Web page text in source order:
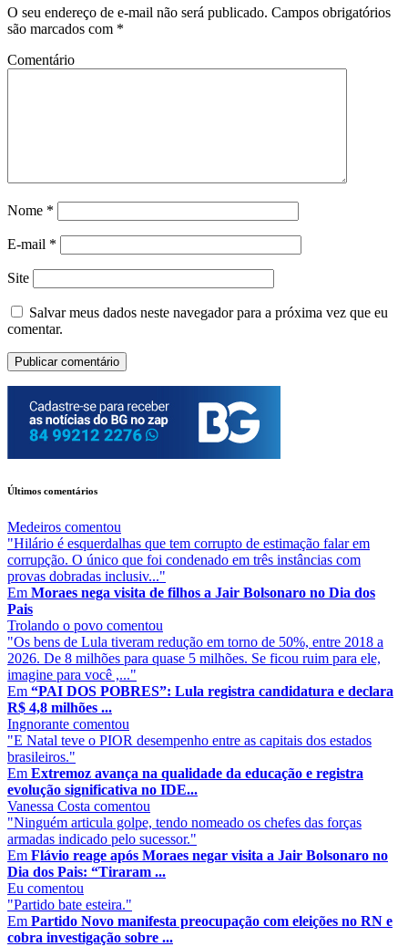
O seu endereço de e-mail não será publicado. Campos obrigatórios
são marcados com *
Comentário
Nome *
E-mail *
Site
Salvar meus dados neste navegador para a próxima vez que eu
comentar.
Últimos comentários
Medeiros comentou
"Hilário é esquerdalhas que tem corrupto de estimação falar em
corrupção. O único que foi condenado em três instâncias com
provas dobradas inclusiv..."
Em Moraes nega visita de filhos a Jair Bolsonaro no Dia dos
Pais
Trolando o povo comentou
"Os bens de Lula tiveram redução em torno de 50%, entre 2018 a
2026. De 8 milhões para quase 5 milhões. Se ficou ruim para ele,
imagine para você ,..."
Em “PAI DOS POBRES”: Lula registra candidatura e declara
R$ 4,8 milhões ...
Ingnorante comentou
"E Natal teve o PIOR desempenho entre as capitais dos estados
brasileiros."
Em Extremoz avança na qualidade da educação e registra
evolução significativa no IDE...
Vanessa Costa comentou
"Ninguém articula golpe, tendo nomeado os chefes das forças
armadas indicado pelo sucessor."
Em Flávio reage após Moraes negar visita a Jair Bolsonaro no
Dia dos Pais: “Tiraram ...
Eu comentou
"Partido bate esteira."
Em Partido Novo manifesta preocupação com eleições no RN e
cobra investigação sobre ...